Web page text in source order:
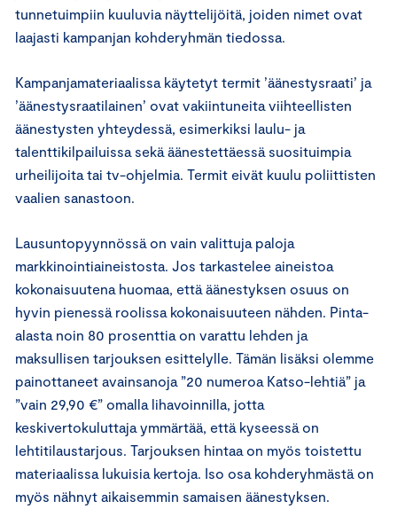
tunnetuimpiin kuuluvia näyttelijöitä, joiden nimet ovat
laajasti kampanjan kohderyhmän tiedossa.
Kampanjamateriaalissa käytetyt termit ’äänestysraati’ ja
’äänestysraatilainen’ ovat vakiintuneita viihteellisten
äänestysten yhteydessä, esimerkiksi laulu- ja
talenttikilpailuissa sekä äänestettäessä suosituimpia
urheilijoita tai tv-ohjelmia. Termit eivät kuulu poliittisten
vaalien sanastoon.
Lausuntopyynnössä on vain valittuja paloja
markkinointiaineistosta. Jos tarkastelee aineistoa
kokonaisuutena huomaa, että äänestyksen osuus on
hyvin pienessä roolissa kokonaisuuteen nähden. Pinta-
alasta noin 80 prosenttia on varattu lehden ja
maksullisen tarjouksen esittelylle. Tämän lisäksi olemme
painottaneet avainsanoja ”20 numeroa Katso-lehtiä” ja
”vain 29,90 €” omalla lihavoinnilla, jotta
keskivertokuluttaja ymmärtää, että kyseessä on
lehtitilaustarjous. Tarjouksen hintaa on myös toistettu
materiaalissa lukuisia kertoja. Iso osa kohderyhmästä on
myös nähnyt aikaisemmin samaisen äänestyksen.